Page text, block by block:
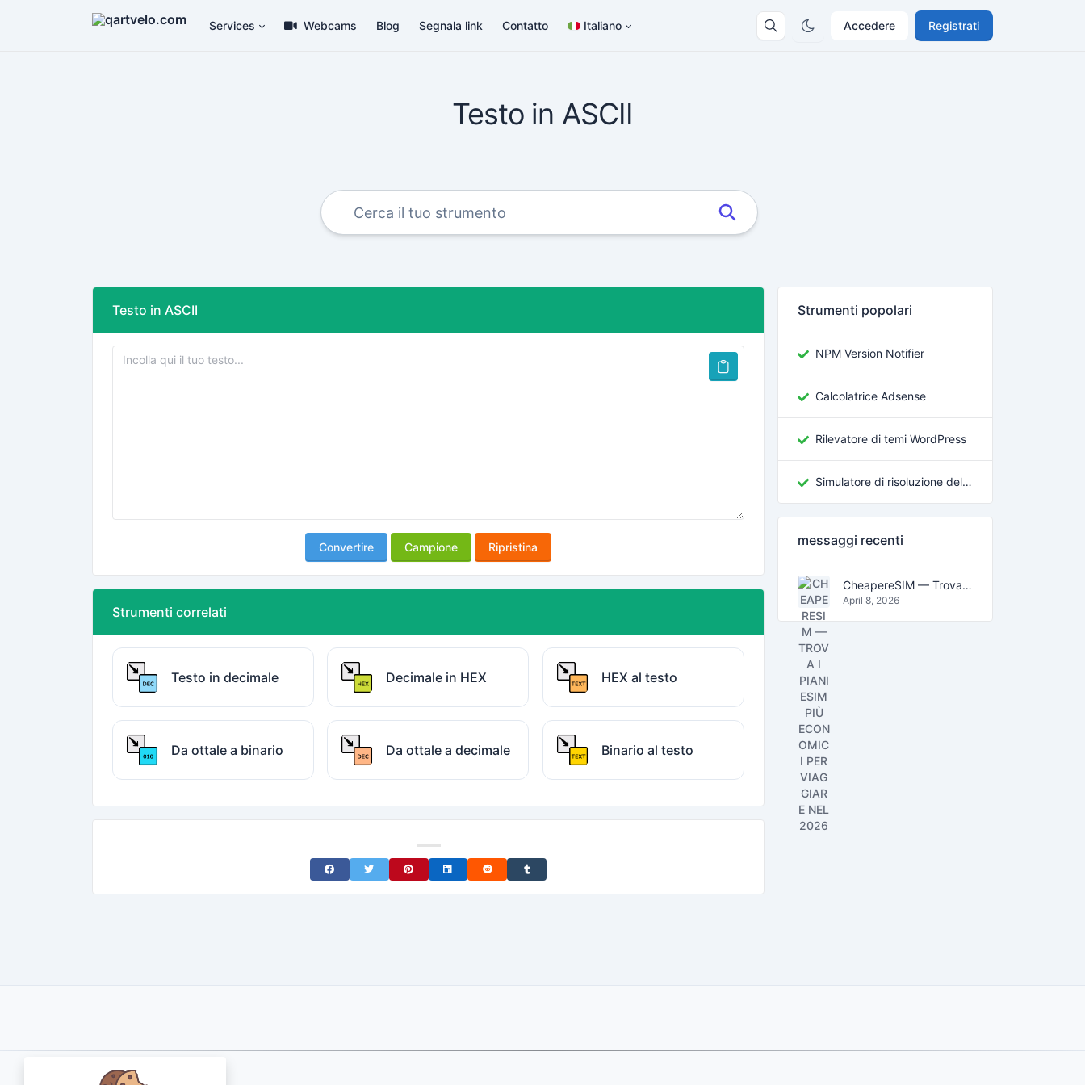
Accedere Registrati
Services Webcams Blog Segnala link Contatto Italiano
Testo in ASCII
Testo in ASCII
Convertire Campione Ripristina
Strumenti correlati
Testo in decimale Decimale in HEX HEX al testo
Da ottale a binario Da ottale a decimale Binario al testo
Share on Facebook
Share on TwitterShare on Pinterest
Share on LinkedIn
Share on RedditShare on Tumblr
Strumenti popolari
NPM Version Notifier
Calcolatrice Adsense
Rilevatore di temi WordPress
Simulatore di risoluzione dello schermo
messaggi recenti
CheapereSIM — Trova i piani eSIM più economici per viaggiare nel 2026
April 8, 2026